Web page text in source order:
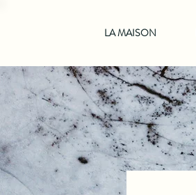
LA MAISON